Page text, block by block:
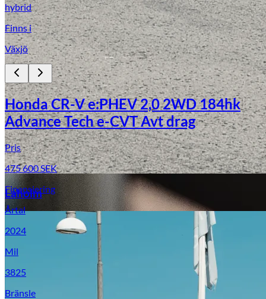
Laga stenskott
Laholm
hybrid
Finns i
Växjö
Honda CR-V e:PHEV 2,0 2WD 184hk
Advance Tech e-CVT Avt drag
Pris
475 600SEK
Finansiering
Årtal
2024
Mil
3825
Bränsle